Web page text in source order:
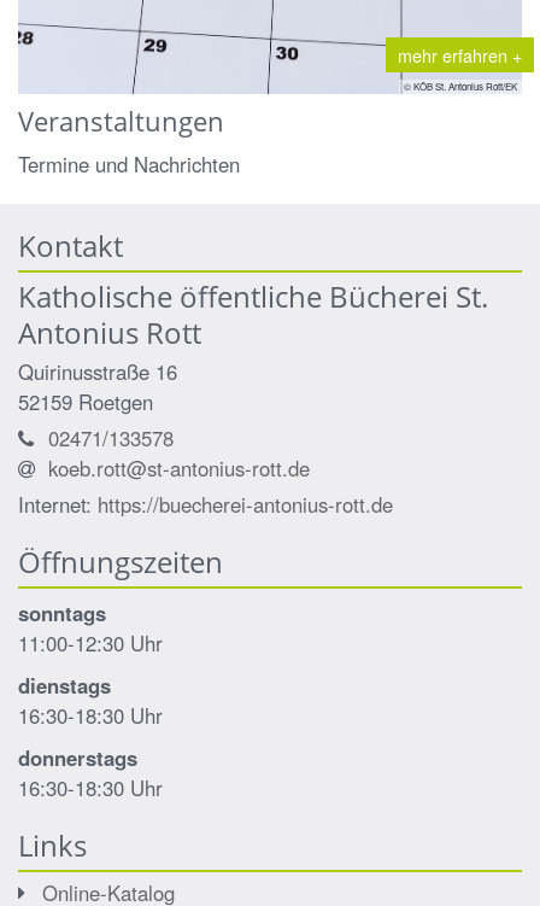
mehr erfahren +
© KÖB St. Antonius Rott/EK
Veranstaltungen
Termine und Nachrichten
Kontakt
Katholische öffentliche Bücherei St.
Antonius Rott
Quirinusstraße 16
52159 Roetgen
02471/133578
koeb.rott@st-antonius-rott.de
Internet: https://buecherei-antonius-rott.de
Öffnungszeiten
sonntags
11:00-12:30 Uhr
dienstags
16:30-18:30 Uhr
donnerstags
16:30-18:30 Uhr
Links
Online-Katalog